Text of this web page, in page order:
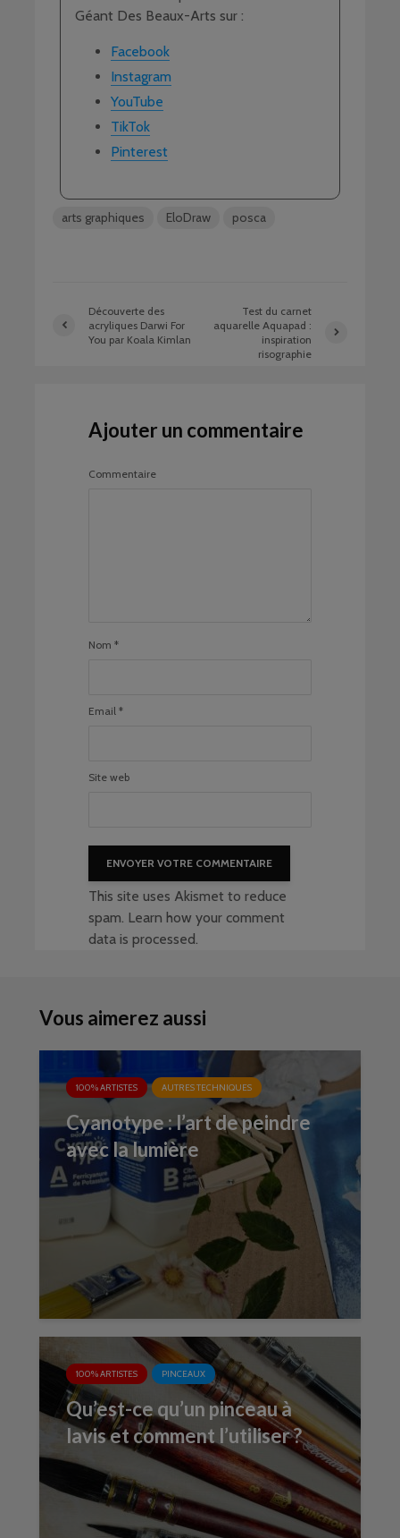
Géant Des Beaux-Arts sur :
Facebook
Instagram
YouTube
TikTok
Pinterest
arts graphiques EloDraw posca
Découverte des
acryliques Darwi For
You par Koala Kimlan
Test du carnet
aquarelle Aquapad :
inspiration
risographie
Ajouter un commentaire
Commentaire
Nom *
Email *
Site web
This site uses Akismet to reduce
spam. Learn how your comment
data is processed
Vous aimerez aussi
100% ARTISTES AUTRES TECHNIQUES
Cyanotype : l’art de peindre
avec la lumière
100% ARTISTES PINCEAUX
Qu’est-ce qu’un pinceau à
lavis et comment l’utiliser ?